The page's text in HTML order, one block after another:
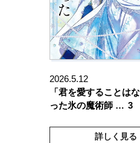
2026.5.12
「君を愛することは
った氷の魔術師 … 3
詳しく見る